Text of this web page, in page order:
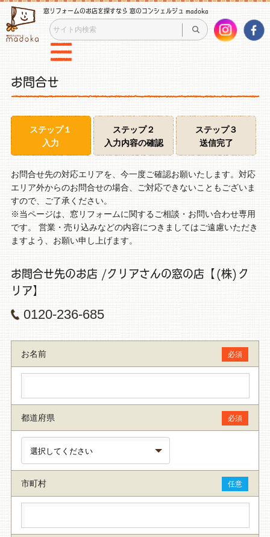
窓リフォームのお店を探すなら 窓のコンシェルジュ madoka
お問合せ
ステップ１
入力
ステップ２
入力内容の確認
ステップ３
送信完了
お問合せ先の対応エリアを、今一度ご確認お願いたします。対応
エリア外からのお問合せの場合、ご対応できないこともございま
すので、ご了承ください。
※当ページは、窓リフォームに関するご相談・お問い合わせ専用
です。 営業・売り込みなどの内容につきましてはご遠慮いただき
ますよう、お願い申し上げます。
お問合せ先のお店 /クリアさんの窓の店【(株)ク
リア】
0120-236-685
お名前 必須
都道府県 必須
市町村 任意